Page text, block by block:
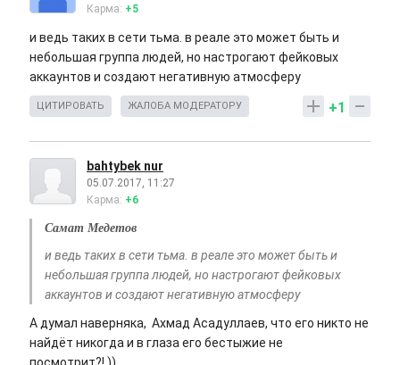
Карма: +5
и ведь таких в сети тьма. в реале это может быть и
небольшая группа людей, но настрогают фейковых
аккаунтов и создают негативную атмосферу
+1
ЦИТИРОВАТЬ ЖАЛОБА МОДЕРАТОРУ
bahtybek nur
05.07.2017, 11:27
Карма: +6
Самат Медетов
и ведь таких в сети тьма. в реале это может быть и
небольшая группа людей, но настрогают фейковых
аккаунтов и создают негативную атмосферу
А думал наверняка, Ахмад Асадуллаев, что его никто не
найдёт никогда и в глаза его бестыжие не